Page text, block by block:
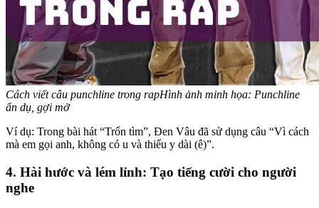
Cách viết câu punchline trong rapHình ảnh minh họa: Punchline
ẩn dụ, gợi mở
Ví dụ: Trong bài hát “Trốn tìm”, Đen Vâu đã sử dụng câu “Vì cách
mà em gọi anh, không có u và thiếu y dài (ê)”.
4. Hài hước và lém lỉnh: Tạo tiếng cười cho người
nghe